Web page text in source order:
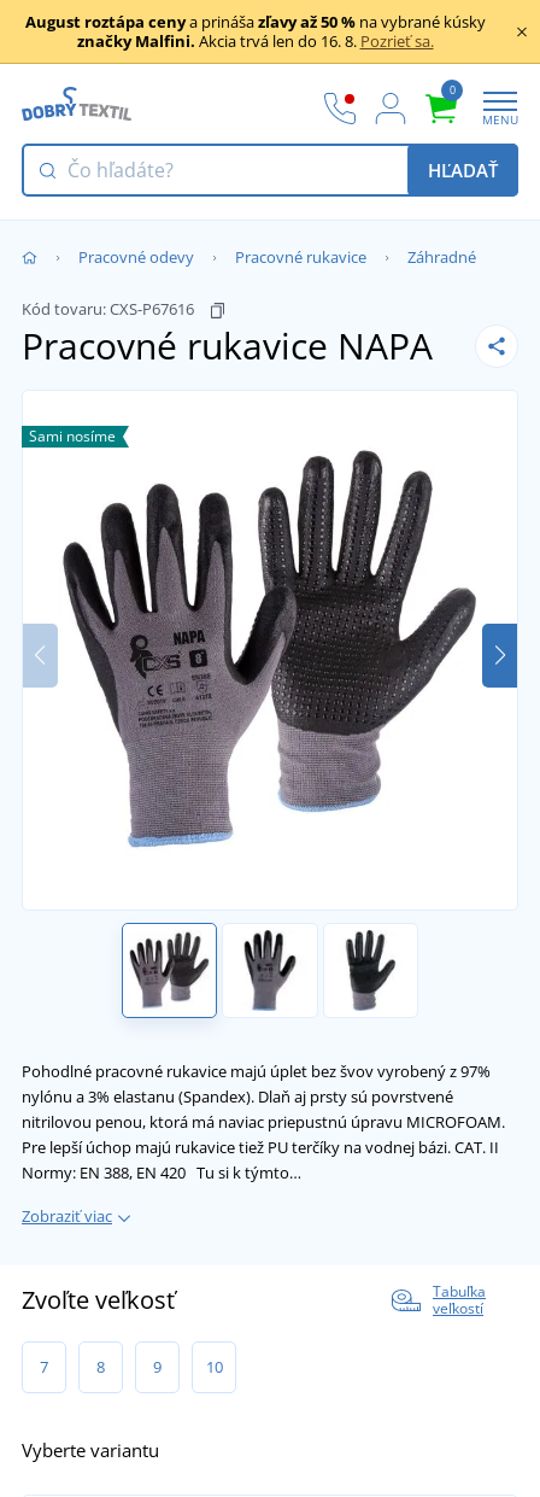
August roztápa cenya prinášazľavy až 50 %na vybrané kúsky
značky Malfini. Akcia trvá len do 16. 8. Pozrieť sa.
0
MENU
HĽADAŤ
Pracovné odevy Pracovné rukavice Záhradné
Kód tovaru:CXS-P67616
Pracovné rukavice NAPA
Sami nosíme
Pohodlné pracovné rukavice majú úplet bez švov vyrobený z 97%
nylónu a 3% elastanu (Spandex). Dlaň aj prsty sú povrstvené
nitrilovou penou, ktorá má naviac priepustnú úpravu MICROFOAM.
Pre lepší úchop majú rukavice tiež PU terčíky na vodnej bázi. CAT. II
Normy: EN 388, EN 420 Tu si k týmto…
Zobraziť viac
Zvoľte veľkosť
Tabuľka
veľkostí
7 8 9 10
Vyberte variantu